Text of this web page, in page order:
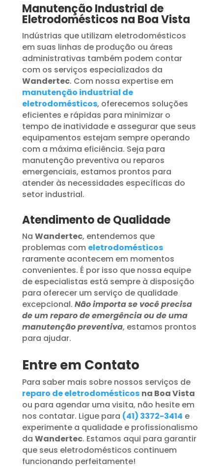
Manutenção Industrial de
Eletrodomésticos na Boa Vista
Indústrias que utilizam eletrodomésticos
em suas linhas de produção ou áreas
administrativas também podem contar
com os serviços especializados da
Wandertec. Com nossa expertise em
manutenção industrial de
eletrodomésticos, oferecemos soluções
eficientes e rápidas para minimizar o
tempo de inatividade e assegurar que seus
equipamentos estejam sempre operando
com a máxima eficiência. Seja para
manutenção preventiva ou reparos
emergenciais, estamos prontos para
atender às necessidades específicas do
setor industrial.
Atendimento de Qualidade
Na Wandertec, entendemos que
problemas com eletrodomésticos
raramente acontecem em momentos
convenientes. É por isso que nossa equipe
de especialistas está sempre à disposição
para oferecer um serviço de qualidade
excepcional. Não importa se você precisa
de um reparo de emergência ou de uma
manutenção preventiva, estamos prontos
para ajudar.
Entre em Contato
Para saber mais sobre nossos serviços de
reparo de eletrodomésticos na Boa Vista
ou para agendar uma visita, não hesite em
nos contatar. Ligue para (41) 3372-3414 e
experimente a qualidade e profissionalismo
da Wandertec. Estamos aqui para garantir
que seus eletrodomésticos continuem
funcionando perfeitamente!